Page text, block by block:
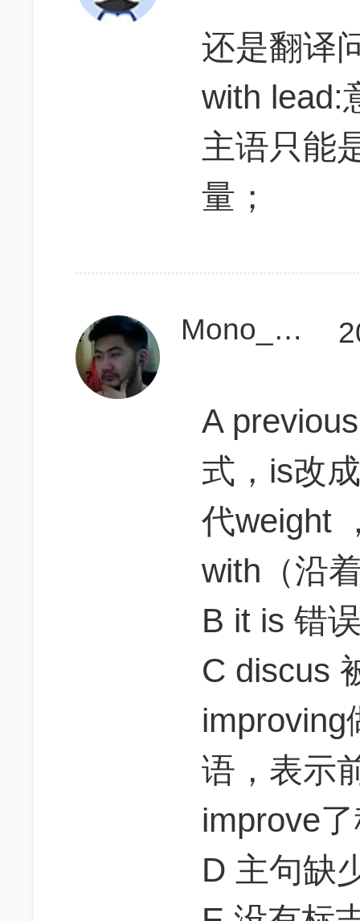
还是翻译
with lead:
主语只能
量；
Mono_Phonic
A
式，is改
代weight
with（沿
B it is 错
C discus
improving
语，表示
improve
D 主句缺